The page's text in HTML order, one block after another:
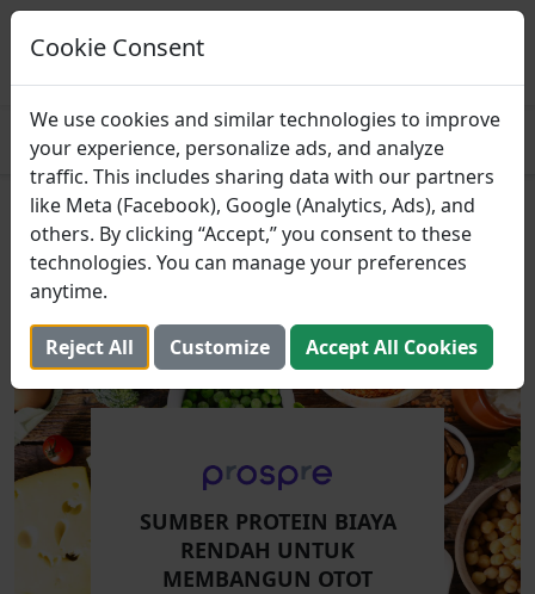
Prospre: Perencana
Makanan
Paket makan berdasarkan makro
4.8
Sumber Protein Biaya Rendah
untuk Membangun Otot
SUMBER PROTEIN BIAYA
RENDAH UNTUK
MEMBANGUN OTOT
Cookie Consent
We use cookies and similar technologies to improve
your experience, personalize ads, and analyze
traffic. This includes sharing data with our partners
like Meta (Facebook), Google (Analytics, Ads), and
others. By clicking “Accept,” you consent to these
technologies. You can manage your preferences
anytime.
Reject All Customize Accept All Cookies